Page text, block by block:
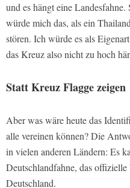
und es hängt eine
würde mich das, als ein
stören. Ich würde es als
das Kreuz also nicht zu hoch
Statt Kreuz Flagge zeigen
Aber was wäre heute das
alle vereinen können? Die
in vielen anderen Ländern: Es
Deutschlandfahne, das
Deutschland.